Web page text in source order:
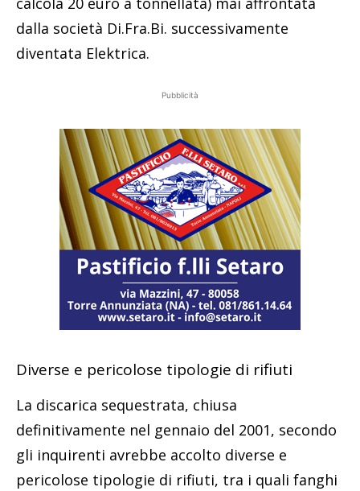
dalla società Di.Fra.Bi. successivamente
diventata Elektrica.
Pubblicità
Diverse e pericolose tipologie di rifiuti
La discarica sequestrata, chiusa
definitivamente nel gennaio del 2001, secondo
gli inquirenti avrebbe accolto diverse e
pericolose tipologie di rifiuti, tra i quali fanghi